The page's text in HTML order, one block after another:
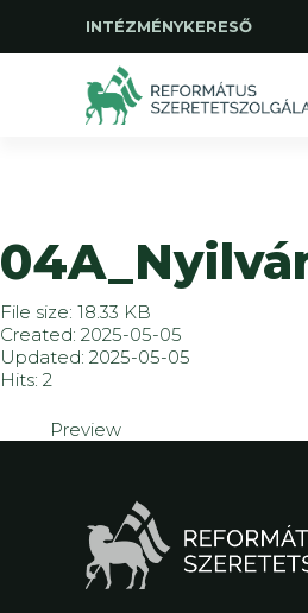
INTÉZMÉNYKERESŐ
File size: 18.33 KB
Created: 2025-05-05
Updated: 2025-05-05
Hits: 2
Preview